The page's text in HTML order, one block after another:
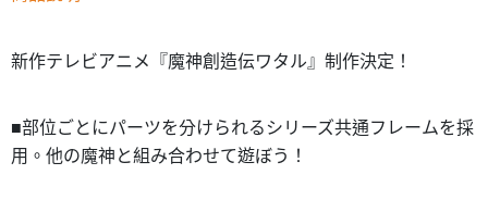
新作テレビアニメ『魔神創造伝ワタル』制作決定！
■部位ごとにパーツを分けられるシリーズ共通フレームを採
用。他の魔神と組み合わせて遊ぼう！